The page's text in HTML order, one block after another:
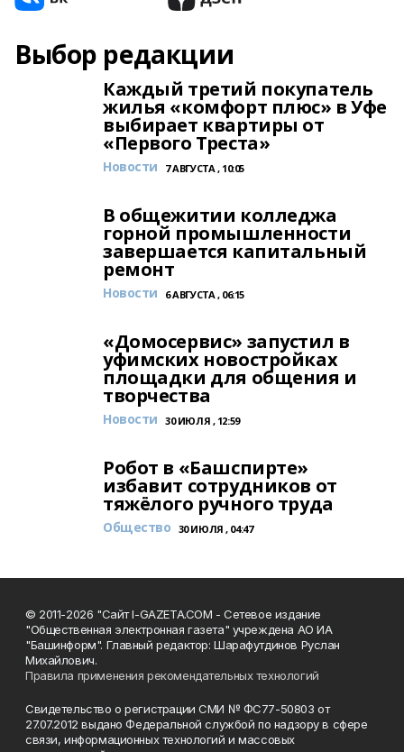
Выбор редакции
Каждый третий покупатель
жилья «комфорт плюс» в Уфе
выбирает квартиры от
«Первого Треста»
Новости 7 АВГУСТА , 10:05
В общежитии колледжа
горной промышленности
завершается капитальный
ремонт
Новости 6 АВГУСТА , 06:15
«Домосервис» запустил в
уфимских новостройках
площадки для общения и
творчества
Новости 30 ИЮЛЯ , 12:59
Робот в «Башспирте»
избавит сотрудников от
тяжёлого ручного труда
Общество 30 ИЮЛЯ , 04:47
© 2011-2026 "Сайт I-GAZETA.COM - Сетевое издание
"Общественная электронная газета" учреждена АО ИА
"Башинформ". Главный редактор: Шарафутдинов Руслан
Михайлович.
Правила применения рекомендательных технологий
Свидетельство о регистрации СМИ № ФС77-50803 от
27.07.2012 выдано Федеральной службой по надзору в сфере
связи, информационных технологий и массовых